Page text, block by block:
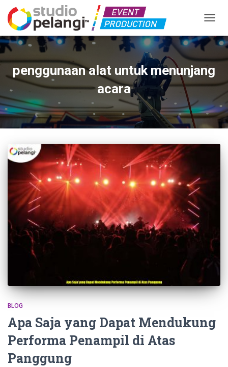
penggunaan alat untuk menunjang
acara
BLOG
Apa Saja yang Dapat Mendukung
Performa Penampil di Atas
Panggung